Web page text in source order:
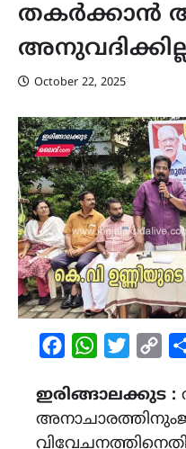
തകർക്കാൻ
October 22, 2025
FacebookWhatsAppTwitter
ഇരിങ്ങാലക്കുട :